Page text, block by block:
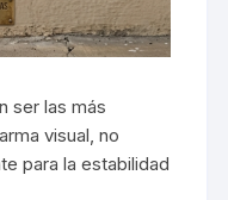
ser las más
visual, no
para la estabilidad